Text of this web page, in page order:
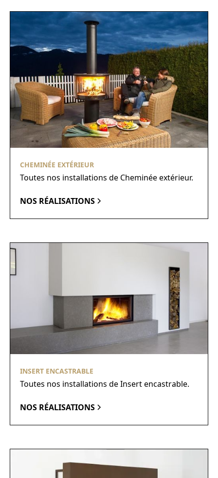
CHEMINÉE EXTÉRIEUR
Toutes nos installations de Cheminée extérieur.
NOS RÉALISATIONS
INSERT ENCASTRABLE
Toutes nos installations de Insert encastrable.
NOS RÉALISATIONS